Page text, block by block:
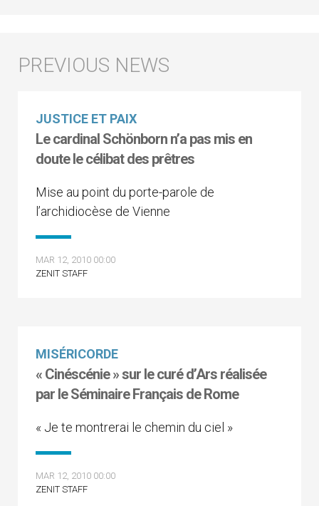
JUSTICE ET PAIX
Le cardinal Schönborn n’a pas mis en
doute le célibat des prêtres
Mise au point du porte-parole de
l’archidiocèse de Vienne
MAR 12, 2010 00:00
ZENIT STAFF
MISÉRICORDE
« Cinéscénie » sur le curé d’Ars réalisée
par le Séminaire Français de Rome
« Je te montrerai le chemin du ciel »
MAR 12, 2010 00:00
ZENIT STAFF